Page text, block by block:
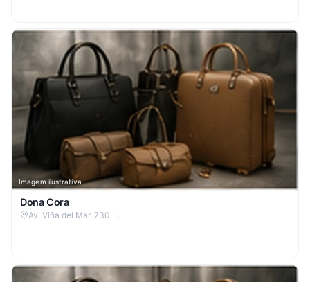
Imagem ilustrativa
Dona Cora
Av. Viña del Mar, 730 -…